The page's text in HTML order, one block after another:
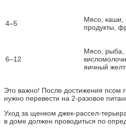
4–5
Мясо, каши,
продукты,
6–12
Мясо, рыба,
яичный
Это важно! После достижения псом
нужно перевести на 2-разовое
Уход за щенком джек-рассел-
в доме должен проводиться по